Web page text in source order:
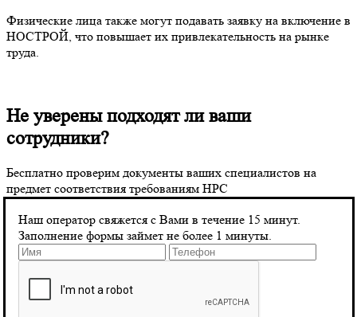
Физические лица также могут подавать заявку на включение в
НОСТРОЙ, что повышает их привлекательность на рынке
труда.
Не уверены подходят ли ваши
сотрудники?
Бесплатно проверим документы ваших специалистов на
предмет соответствия требованиям НРС
Наш оператор свяжется с Вами в течение 15 минут.
Заполнение формы займет не более 1 минуты.
Какие документы необходимы для подачи
заявки в НОСТРОЙ
Необходимые документы для подачи заявления включают
диплом, свидетельство о квалификации, трудовую книжку,